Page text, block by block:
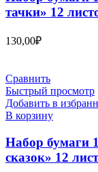
тачки» 12
130,00₽
Сравнить
Быстрый просмотр
Добавить в
В корзину
Набор бумаги
сказок» 12